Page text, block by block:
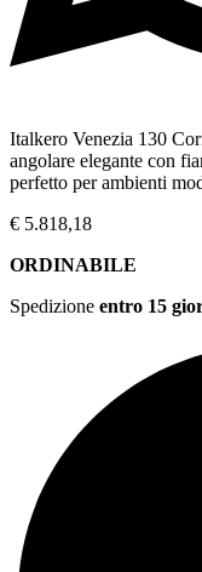
Italkero Venezia 130
angolare elegante con
perfetto per ambienti
€ 5.818,18
ORDINABILE
Spedizione entro 15